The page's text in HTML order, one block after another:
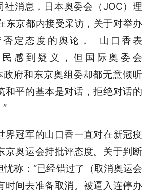
社消息，日本奥委会（JOC）理
东京都内接受采访，关于对举办
否定态度的舆论， 山口香表
感到疑义，但国际奥委会
政府和东京奥组委却都无意倾听
和平的基本是对话，拒绝对话的
界冠军的山口香一直对在新冠疫
京奥运会持批评态度。关于判断
忧称：“已经错过了（取消奥运会
时间去准备取消。被逼入连停办